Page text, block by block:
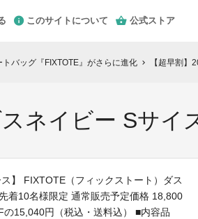
このサイトについて 公式ストア
バッグ『FIXTOTE』がさらに進化 chevron_right 【超早割】
ネイビー Sサイ
ス】 FIXTOTE（フィックストート）ダス
着10名様限定 通常販売予定価格 18,800
15,040円（税込・送料込） ■内容品